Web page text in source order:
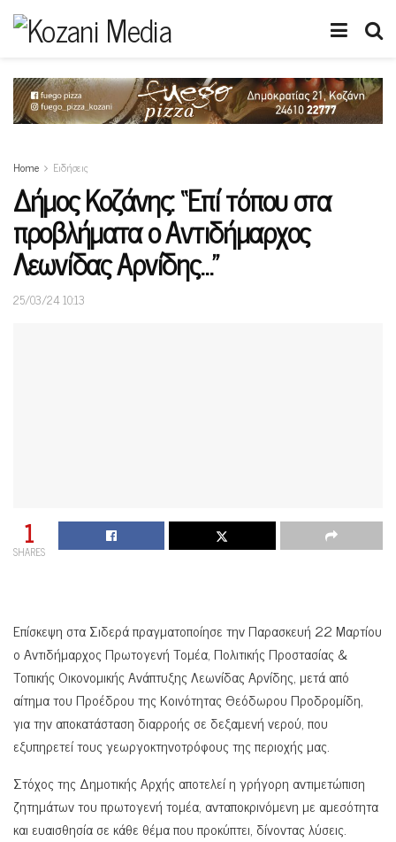
Home Ειδήσεις
Δήμος Κοζάνης: “Επί τόπου στα
προβλήματα ο Αντιδήμαρχος
Λεωνίδας Αρνίδης…”
25/03/24 10:13
1
SHARES
Επίσκεψη στα Σιδερά πραγματοποίησε την Παρασκευή 22 Μαρτίου
ο Αντιδήμαρχος Πρωτογενή Τομέα, Πολιτικής Προστασίας &
Τοπικής Οικονομικής Ανάπτυξης Λεωνίδας Αρνίδης, μετά από
αίτημα του Προέδρου της Κοινότητας Θεόδωρου Προδρομίδη,
για την αποκατάσταση διαρροής σε δεξαμενή νερού, που
εξυπηρετεί τους γεωργοκτηνοτρόφους της περιοχής μας.
Στόχος της Δημοτικής Αρχής αποτελεί η γρήγορη αντιμετώπιση
ζητημάτων του πρωτογενή τομέα, ανταποκρινόμενη με αμεσότητα
και ευαισθησία σε κάθε θέμα που προκύπτει, δίνοντας λύσεις.